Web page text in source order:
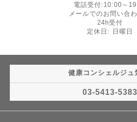
電話受付:10:00～
メールでのお問い合
24h受付
定休日: 日曜日
健康コンシェルジュ
03-5413-5383